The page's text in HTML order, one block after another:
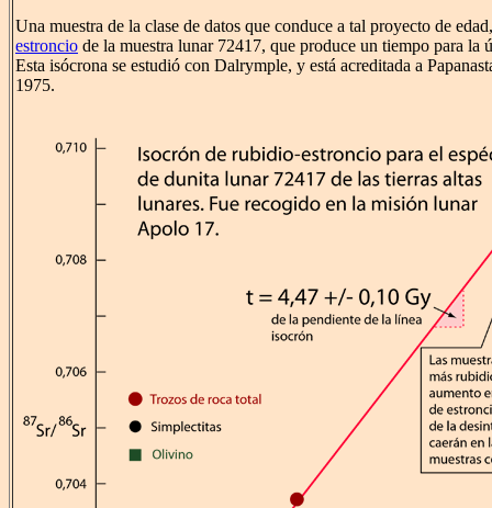
Una muestra de la clase de datos que conduce a tal proyecto de
estroncio de la muestra lunar 72417, que produce un tiempo para la
Esta isócrona se estudió con Dalrymple, y está acreditada a
1975.